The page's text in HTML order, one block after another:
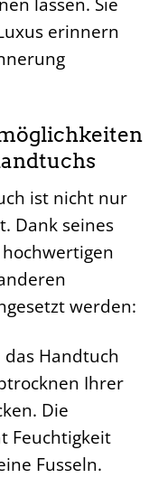
erinnern
ist nicht nur
Dank seines
werden:
das Handtuch
Ihrer
Die
Feuchtigkeit
Fusseln.